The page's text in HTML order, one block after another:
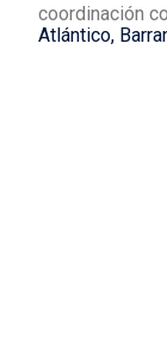
coordinación
Atlántico,